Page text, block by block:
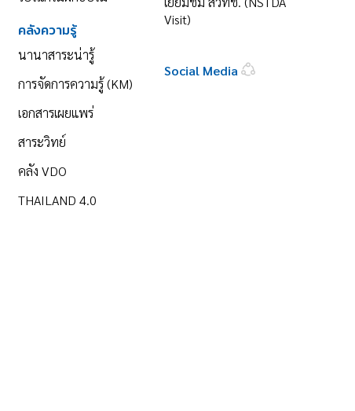
คลังความรู้
นานาสาระน่ารู้
การจัดการความรู้ (KM)
เอกสารเผยแพร่
สาระวิทย์
คลัง VDO
THAILAND 4.0
Visit)
Social Media